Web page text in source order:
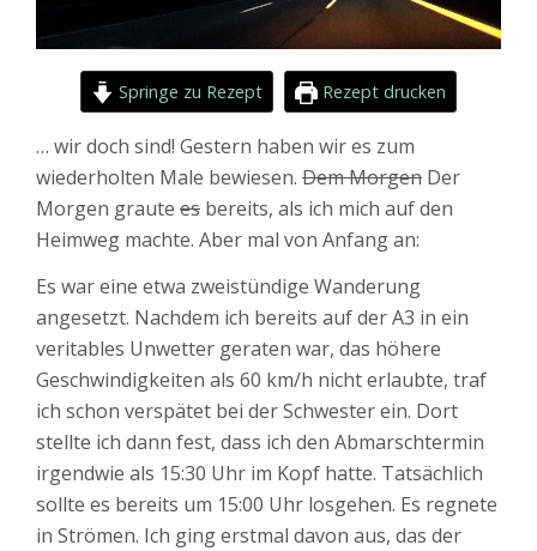
Springe zu Rezept Rezept drucken
… wir doch sind! Gestern haben wir es zum
wiederholten Male bewiesen. Dem Morgen Der
Morgen graute es bereits, als ich mich auf den
Heimweg machte. Aber mal von Anfang an:
Es war eine etwa zweistündige Wanderung
angesetzt. Nachdem ich bereits auf der A3 in ein
veritables Unwetter geraten war, das höhere
Geschwindigkeiten als 60 km/h nicht erlaubte, traf
ich schon verspätet bei der Schwester ein. Dort
stellte ich dann fest, dass ich den Abmarschtermin
irgendwie als 15:30 Uhr im Kopf hatte. Tatsächlich
sollte es bereits um 15:00 Uhr losgehen. Es regnete
in Strömen. Ich ging erstmal davon aus, das der